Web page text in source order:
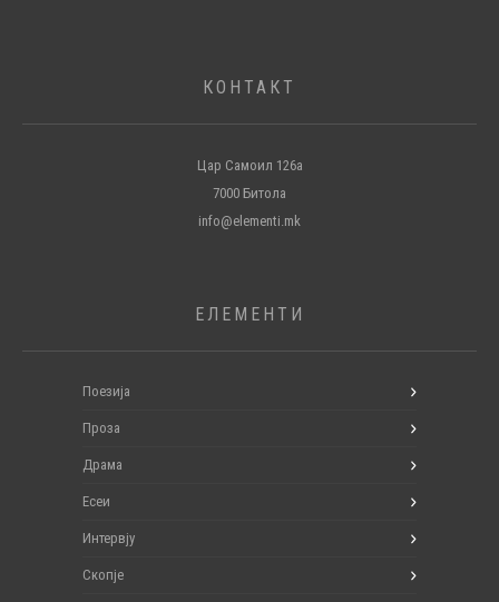
КОНТАКТ
Цар Самоил 126а
7000 Битола
info@elementi.mk
ЕЛЕМЕНТИ
Поезија
Проза
Драма
Есеи
Интервју
Скопје